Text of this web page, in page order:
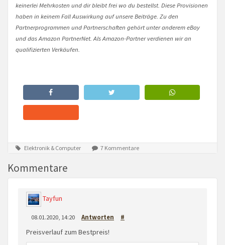
keinerlei Mehrkosten und dir bleibt frei wo du bestellst. Diese Provisionen
haben in keinem Fall Auswirkung auf unsere Beiträge. Zu den
Partnerprogrammen und Partnerschaften gehört unter anderem eBay
und das Amazon PartnerNet. Als Amazon-Partner verdienen wir an
qualifizierten Verkäufen.
Elektronik & Computer 7 Kommentare
Kommentare
Tayfun
08.01.2020, 14:20 Antworten #
Preisverlauf zum Bestpreis!